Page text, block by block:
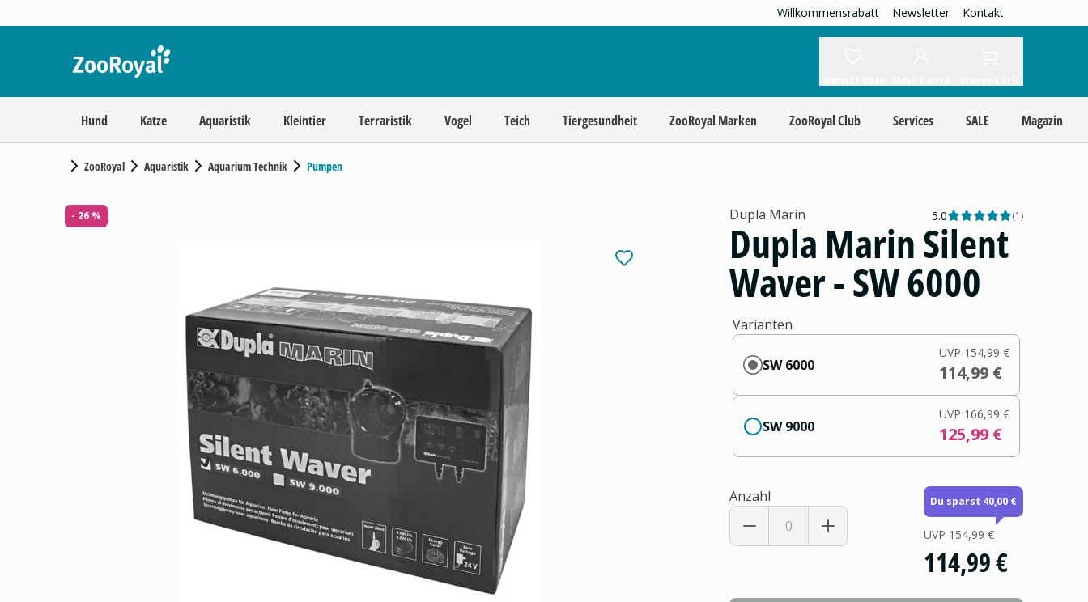
Willkommensrabatt Newsletter Kontakt
Hund Katze Aquaristik Kleintier Terraristik Vogel Teich Tiergesundheit ZooRoyal Marken ZooRoyal Club Services SALE Magazin
ZooRoyal Aquaristik Aquarium Technik Pumpen
- 26 % Dupla Marin 5.0 (1)
Dupla Marin Silent
Waver - SW 6000
Varianten
SW 6000
UVP 154,99 €
114,99 €
SW 9000
UVP 166,99 €
125,99 €
Anzahl Du sparst 40,00 €
UVP 154,99 €
114,99 €